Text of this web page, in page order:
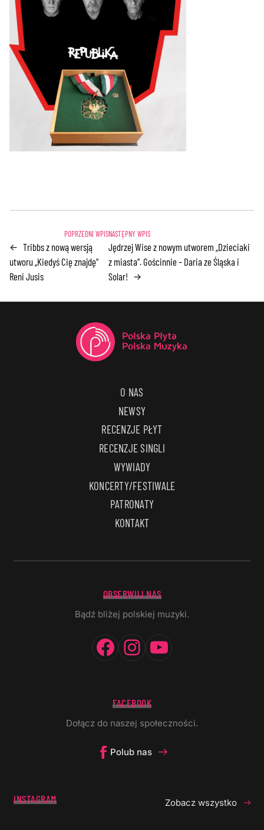
← Tribbs z nową wersją
utworu „Kiedyś Cię znajdę”
Reni Jusis
Jędrzej Wise z nowym utworem „Dzieciaki
z miasta”. Gościnnie – Daria ze Śląska i
Solar! →
O NAS
NEWSY
RECENZJE PŁYT
RECENZJE SINGLI
WYWIADY
KONCERTY/FESTIWALE
PATRONATY
KONTAKT
OBSERWUJ NAS
Bądź bliżej polskiej muzyki.
Facebook
Instagram
FACEBOOK
Dołącz do naszej społeczności.
Polub nas
INSTAGRAM Zobacz wszystko